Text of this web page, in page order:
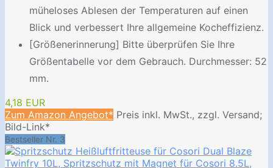
müheloses Ablesen der Temperaturen auf einen
Blick und verbessert Ihre allgemeine Kocheffizienz.
[Größenerinnerung] Bitte überprüfen Sie Ihre
Größentabelle vor dem Gebrauch. Durchmesser: 52
mm.
4,18 EUR
Zum Amazon Angebot* Preis inkl. MwSt., zzgl. Versand;
Bild-Link*
Bestseller Nr. 3